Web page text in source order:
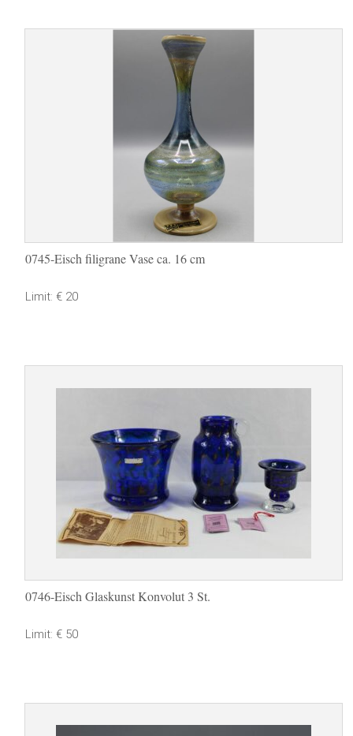
0745-Eisch filigrane Vase ca. 16 cm
Limit: € 20
0746-Eisch Glaskunst Konvolut 3 St.
Limit: € 50